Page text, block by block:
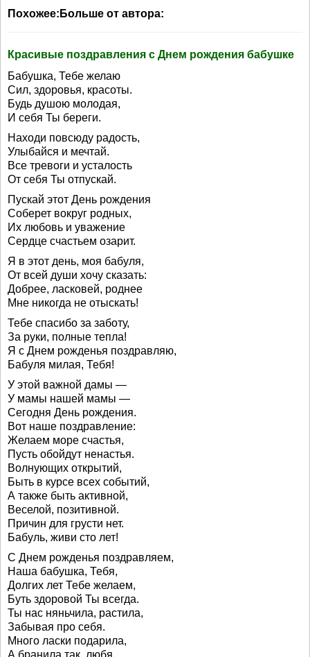
Похожее:Больше от автора:
Красивые поздравления с Днем рождения бабушке
Бабушка, Тебе желаю
Сил, здоровья, красоты.
Будь душою молодая,
И себя Ты береги.
Находи повсюду радость,
Улыбайся и мечтай.
Все тревоги и усталость
От себя Ты отпускай.
Пускай этот День рождения
Соберет вокруг родных,
Их любовь и уважение
Сердце счастьем озарит.
Я в этот день, моя бабуля,
От всей души хочу сказать:
Добрее, ласковей, роднее
Мне никогда не отыскать!
Тебе спасибо за заботу,
За руки, полные тепла!
Я с Днем рожденья поздравляю,
Бабуля милая, Тебя!
У этой важной дамы —
У мамы нашей мамы —
Сегодня День рождения.
Вот наше поздравление:
Желаем море счастья,
Пусть обойдут ненастья.
Волнующих открытий,
Быть в курсе всех событий,
А также быть активной,
Веселой, позитивной.
Причин для грусти нет.
Бабуль, живи сто лет!
С Днем рожденья поздравляем,
Наша бабушка, Тебя,
Долгих лет Тебе желаем,
Буть здоровой Ты всегда.
Ты нас няньчила, растила,
Забывая про себя.
Много ласки подарила,
А бранила так, любя.